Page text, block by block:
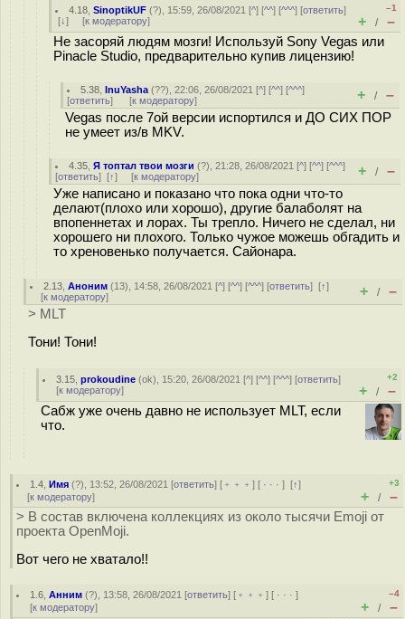
4.18 ,SinoptikUF (?), 15:59, 26/08/2021 [^] [^^] [^^^] [ответить]
[↓] [к модератору]
–1
+ / –
Не засоряй людям мозги! Используй Sony Vegas или
Pinacle Studio, предварительно купив лицензию!
5.38 ,InuYasha (??), 22:06, 26/08/2021 [^] [^^] [^^^]
[ответить] [к модератору] + / –
Vegas после 7ой версии испортился и ДО СИХ ПОР
не умеет из/в MKV.
4.35 ,Я топтал твои мозги (?), 21:28, 26/08/2021 [^] [^^] [^^^]
[ответить] [↑] [к модератору] + / –
Уже написано и показано что пока одни что-то
делают(плохо или хорошо), другие балаболят на
впопеннетах и лорах. Ты трепло. Ничего не сделал, ни
хорошего ни плохого. Только чужое можешь обгадить и
то хреновенько получается. Сайонара.
2.13 ,Аноним (13), 14:58, 26/08/2021 [^] [^^] [^^^] [ответить][↑]
[к модератору] + / –
> MLT
Тони! Тони!
3.15 ,prokoudine (ok), 15:20, 26/08/2021 [^] [^^] [^^^] [ответить]
[к модератору]
+2
+ / –
Сабж уже очень давно не использует MLT, если
что.
1.4 ,Имя (?), 13:52, 26/08/2021 [ответить] [ ﹢﹢﹢] [ · · ·][↑]
[к модератору]
+3
+ / –
> В состав включена коллекциях из около тысячи Emoji от
проекта OpenMoji.
Вот чего не хватало!!
1.6 ,Анним (?), 13:58, 26/08/2021 [ответить] [ ﹢﹢﹢] [ · · ·]
[к модератору]
–4
+ / –